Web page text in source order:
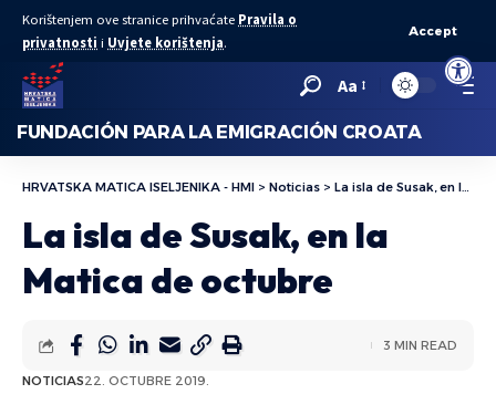
Abrir
Korištenjem ove stranice prihvaćate Pravila o
privatnosti i Uvjete korištenja.
Accept
Aa
FUNDACIÓN PARA LA EMIGRACIÓN CROATA
HRVATSKA MATICA ISELJENIKA - HMI > Noticias > La isla de Susak, en la Matica de octubre
La isla de Susak, en la
Matica de octubre
NOTICIAS22. OCTUBRE 2019.
3 MIN READ